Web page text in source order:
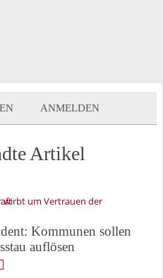
ANMELDEN
Artikel
Kommunen sollen
auflösen